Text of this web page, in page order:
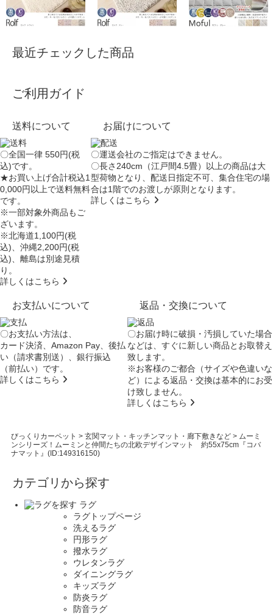
最近チェックした商品
ご利用ガイド
送料について
〇全国一律 550円(税
込)です。
★お買い上げ合計税込1
0,000円以上で送料無料
です。
※一部対象外商品もご
ざいます。
※北海道1,100円(税
込)、沖縄2,200円(税
込)、離島は別途見積
り。
詳しくはこちら
お届けについて
〇運送会社のご指定はできません。
〇長さ240cm（江戸間4.5畳）以上の商品は大
型荷物となり、配送日指定不可、集合住宅の場
合は1階でのお渡しが原則となります。
詳しくはこちら
お支払いについて
〇お支払い方法は、
カード決済、Amazon Pay、後払
い（請求書別送）、銀行振込
（前払い）です。
詳しくはこちら
返品・交換について
〇お届け時に破損・汚損していた場合
などは、すぐに新しい商品とお取替え
致します。
※お客様のご都合（サイズや色違いな
ど）による返品・交換は基本的にお受
け致しません。
詳しくはこちら
びっくりカーペット > 玄関マット・キッチンマット・廊下敷きなど> ムーミ
ンシリーズ！ムーミンと仲間たちの北欧デザインマット 約55x75cm『コバ
ナマット』(ID:149316150)
カテゴリから探す
ラグ
ラグトップページ
洗えるラグ
円形ラグ
撥水ラグ
ウレタンラグ
ダイニングラグ
キッズラグ
防炎ラグ
防音ラグ